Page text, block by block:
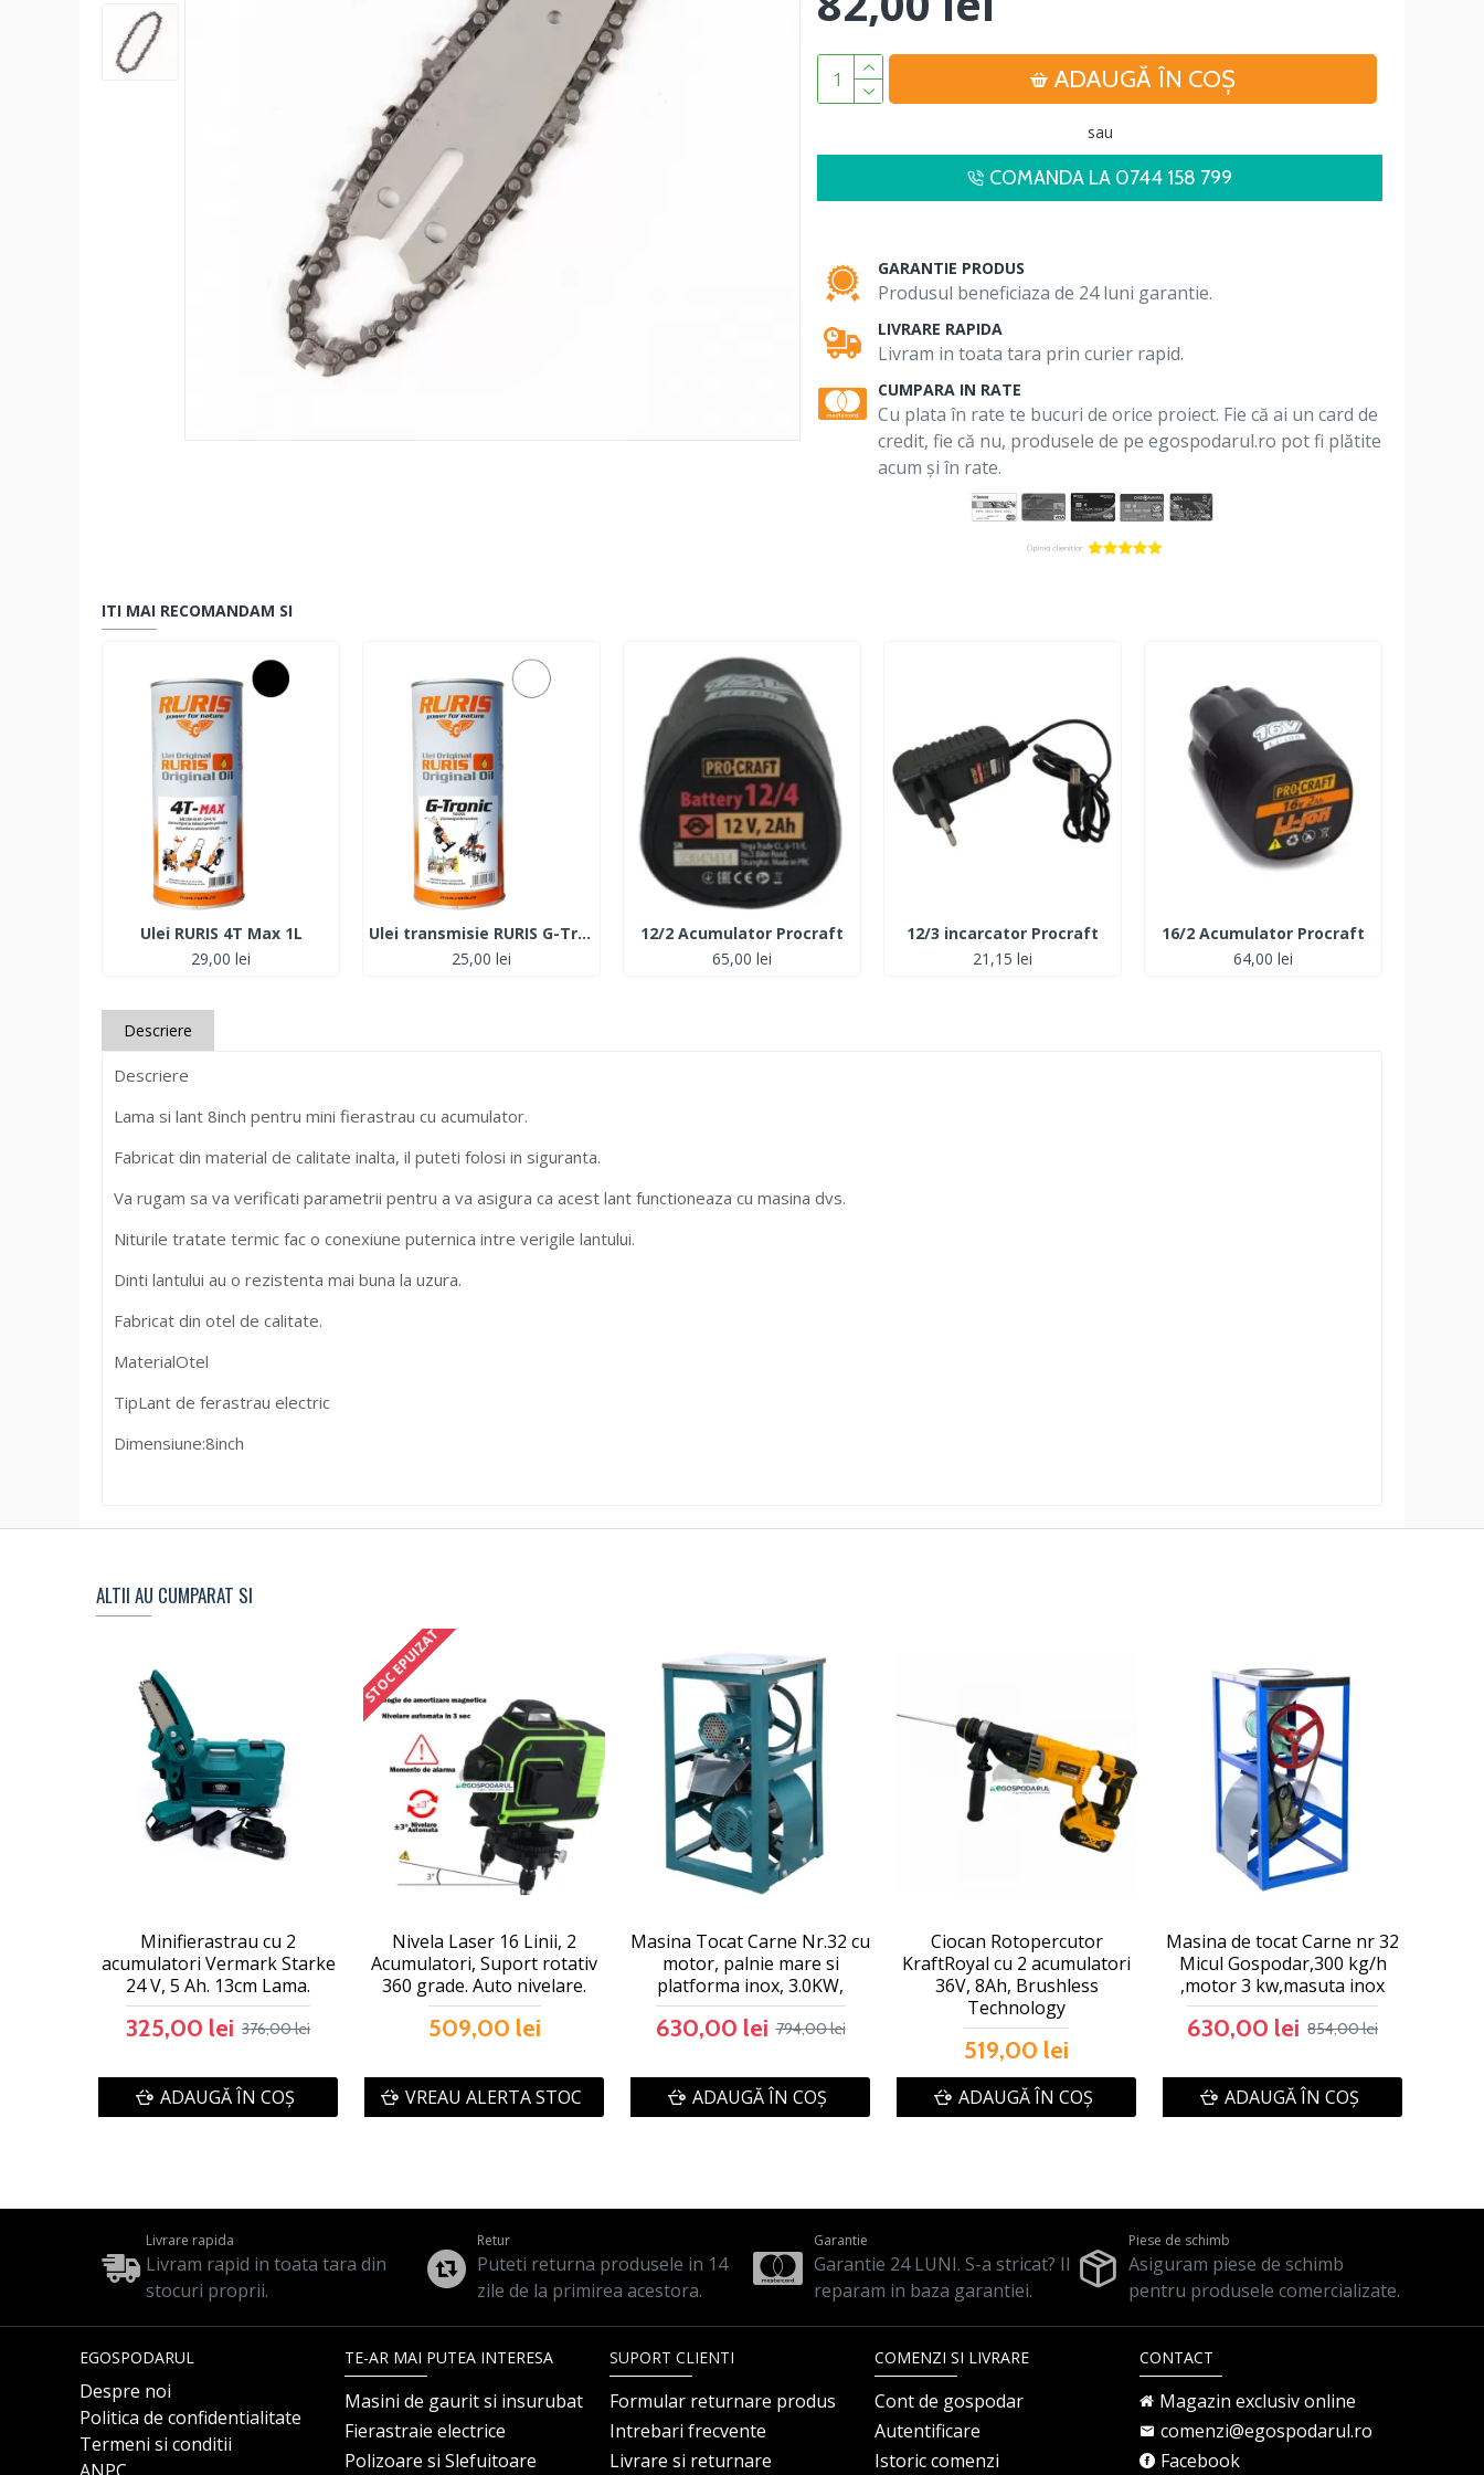
ADAUGĂ ÎN COŞ
sau
COMANDA LA 0744 158 799
GARANTIE PRODUS
Produsul beneficiaza de 24 luni garantie.
LIVRARE RAPIDA
Livram in toata tara prin curier rapid.
CUMPARA IN RATE
Cu plata în rate te bucuri de orice proiect. Fie că ai un card de
credit, fie că nu, produsele de pe egospodarul.ro pot fi plătite
acum și în rate.
ITI MAI RECOMANDAM SI
Ulei RURIS 4T Max 1L
29,00 lei
Ulei transmisie RURIS G-Tronic 1L
25,00 lei
12/2 Acumulator Procraft
65,00 lei
12/3 incarcator Procraft
21,15 lei
16/2 Acumulator Procraft
64,00 lei
Descriere
Descriere
Lama si lant 8inch pentru mini fierastrau cu acumulator.
Fabricat din material de calitate inalta, il puteti folosi in siguranta.
Va rugam sa va verificati parametrii pentru a va asigura ca acest lant functioneaza cu masina dvs.
Niturile tratate termic fac o conexiune puternica intre verigile lantului.
Dinti lantului au o rezistenta mai buna la uzura.
Fabricat din otel de calitate.
MaterialOtel
TipLant de ferastrau electric
Dimensiune:8inch
ALTII AU CUMPARAT SI
Minifierastrau cu 2
acumulatori Vermark Starke
24 V, 5 Ah. 13cm Lama.
325,00 lei 376,00 lei
ADAUGĂ ÎN COŞ
STOC EPUIZAT
Nivela Laser 16 Linii, 2
Acumulatori, Suport rotativ
360 grade. Auto nivelare.
509,00 lei
VREAU ALERTA STOC
Masina Tocat Carne Nr.32 cu
motor, palnie mare si
platforma inox, 3.0KW,
630,00 lei 794,00 lei
ADAUGĂ ÎN COŞ
Ciocan Rotopercutor
KraftRoyal cu 2 acumulatori
36V, 8Ah, Brushless
Technology
519,00 lei
ADAUGĂ ÎN COŞ
Masina de tocat Carne nr 32
Micul Gospodar,300 kg/h
,motor 3 kw,masuta inox
630,00 lei 854,00 lei
ADAUGĂ ÎN COŞ
Livrare rapida
Livram rapid in toata tara din
stocuri proprii.
Retur
Puteti returna produsele in 14
zile de la primirea acestora.
Garantie
Garantie 24 LUNI. S-a stricat? Il
reparam in baza garantiei.
Piese de schimb
Asiguram piese de schimb
pentru produsele comercializate.
EGOSPODARUL
Despre noi
Politica de confidentialitate
Termeni si conditii
TE-AR MAI PUTEA INTERESA
Masini de gaurit si insurubat
Fierastraie electrice
Polizoare si Slefuitoare
SUPORT CLIENTI
Formular returnare produs
Intrebari frecvente
Livrare si returnare
COMENZI SI LIVRARE
Cont de gospodar
Autentificare
Istoric comenzi
CONTACT
Magazin exclusiv online
comenzi@egospodarul.ro
Facebook